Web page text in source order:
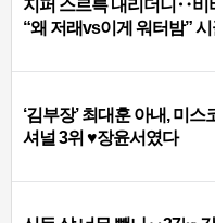
지퍼 스르륵 내리더니‥비
“왜 저래vs이게 워터밤”
‘김부장’ 최대훈 아내, 미
셔널 3위 ♥장윤서였다